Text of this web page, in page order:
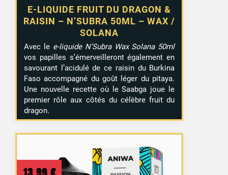
E-LIQUIDE FRUIT DU DRAGON &
RAISIN – N’SUBRA 50ML – WAX /
SOLANA
Avec le e-liquide N’Subra Wax Solana 50ml
vos papilles s’émerveilleront également en
savourant l’acidulé de ce raisin du Burkina
Faso accompagné du goût léger du pitaya.
Une nouvelle recette où le Saabga joue le
premier rôle aux côtés du célèbre fruit du
dragon.